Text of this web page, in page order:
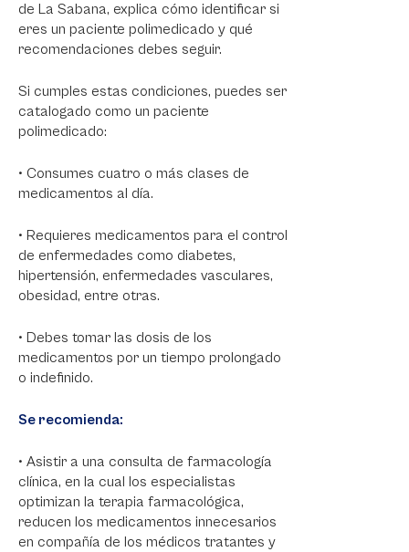
de La Sabana, explica cómo identificar si
eres un paciente polimedicado y qué
recomendaciones debes seguir.
Si cumples estas condiciones, puedes ser
catalogado como un paciente
polimedicado:
• Consumes cuatro o más clases de
medicamentos al día.
• Requieres medicamentos para el control
de enfermedades como diabetes,
hipertensión, enfermedades vasculares,
obesidad, entre otras.
• Debes tomar las dosis de los
medicamentos por un tiempo prolongado
o indefinido.
Se recomienda:
• Asistir a una consulta de farmacología
clínica, en la cual los especialistas
optimizan la terapia farmacológica,
reducen los medicamentos innecesarios
en compañía de los médicos tratantes y